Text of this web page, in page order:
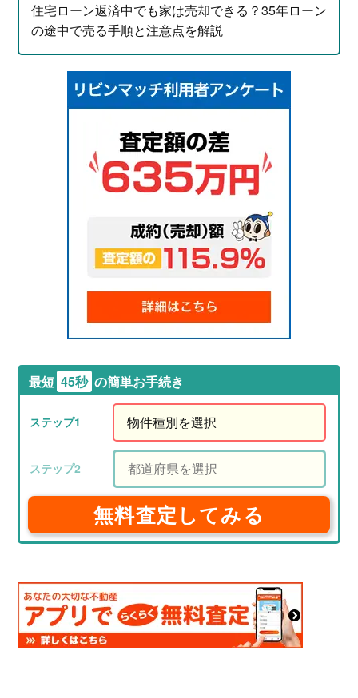
住宅ローン返済中でも家は売却できる？35年ローン
の途中で売る手順と注意点を解説
最短 45秒 の簡単お手続き
無料査定してみる